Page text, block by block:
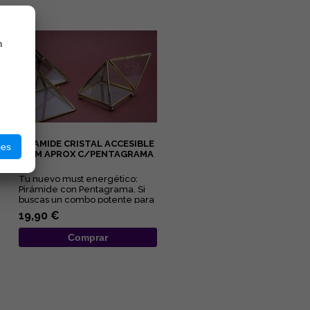
PIRAMIDE CRISTAL ACCESIBLE
13CM APROX C/PENTAGRAMA
Tu nuevo must energético:
Pirámide con Pentagrama. Si
buscas un combo potente para
limpiar y proteger tu energ...
19,90 €
Comprar